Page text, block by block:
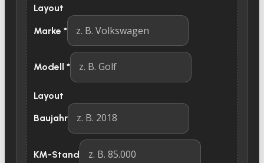
Layout
Marke *
Modell *
Layout
Baujahr
KM-Stand